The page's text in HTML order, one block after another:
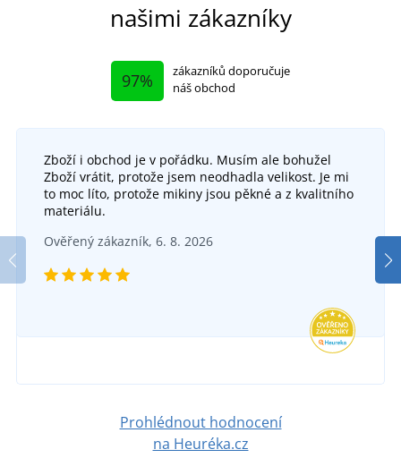
našimi zákazníky
97%
zákazníků doporučuje
náš obchod
Zboží i obchod je v pořádku. Musím ale bohužel
Zboží vrátit, protože jsem neodhadla velikost. Je mi
to moc líto, protože mikiny jsou pěkné a z kvalitního
materiálu.
Ověřený zákazník, 6. 8. 2026
Prohlédnout hodnocení
na Heuréka.cz